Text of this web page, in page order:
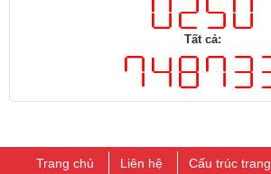
Tất cả:
Trang chủ Liên hệ Cấu trúc trang